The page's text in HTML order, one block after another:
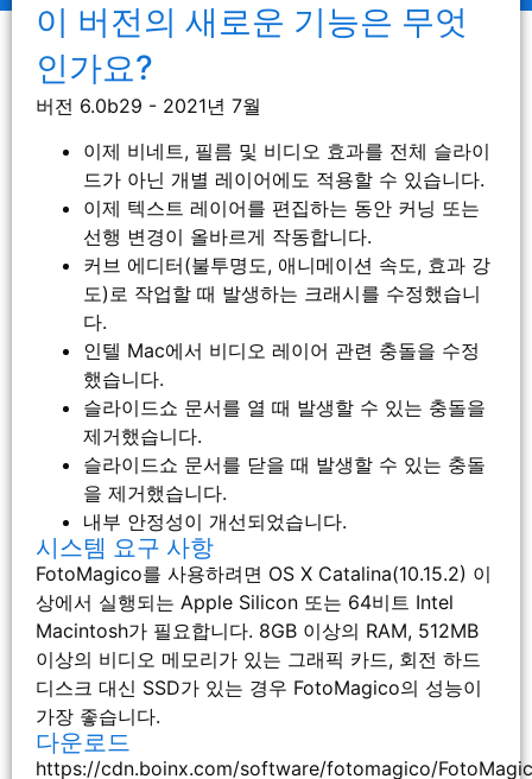
이 버전의 새로운 기능은 무엇
인가요?
버전 6.0b29 - 2021년 7월
이제 비네트, 필름 및 비디오 효과를 전체 슬라이
드가 아닌 개별 레이어에도 적용할 수 있습니다.
이제 텍스트 레이어를 편집하는 동안 커닝 또는
선행 변경이 올바르게 작동합니다.
커브 에디터(불투명도, 애니메이션 속도, 효과 강
도)로 작업할 때 발생하는 크래시를 수정했습니
다.
인텔 Mac에서 비디오 레이어 관련 충돌을 수정
했습니다.
슬라이드쇼 문서를 열 때 발생할 수 있는 충돌을
제거했습니다.
슬라이드쇼 문서를 닫을 때 발생할 수 있는 충돌
을 제거했습니다.
내부 안정성이 개선되었습니다.
시스템 요구 사항
FotoMagico를 사용하려면 OS X Catalina(10.15.2) 이
상에서 실행되는 Apple Silicon 또는 64비트 Intel
Macintosh가 필요합니다. 8GB 이상의 RAM, 512MB
이상의 비디오 메모리가 있는 그래픽 카드, 회전 하드
디스크 대신 SSD가 있는 경우 FotoMagico의 성능이
가장 좋습니다.
다운로드
https://cdn.boinx.com/software/fotomagico/